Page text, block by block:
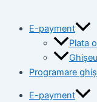
E-payment
Plata
Programare
E-payment